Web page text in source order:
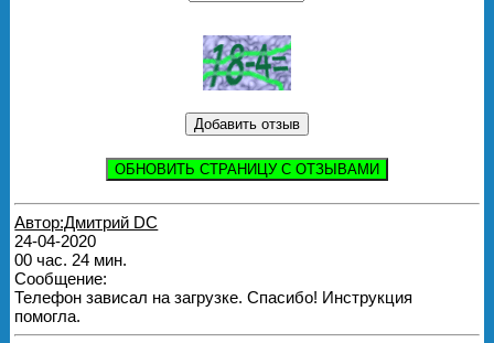
ОБНОВИТЬ СТРАНИЦУ С ОТЗЫВАМИ
Автор:Дмитрий DC
24-04-2020
00 час. 24 мин.
Сообщение:
Телефон зависал на загрузке. Спасибо! Инструкция
помогла.